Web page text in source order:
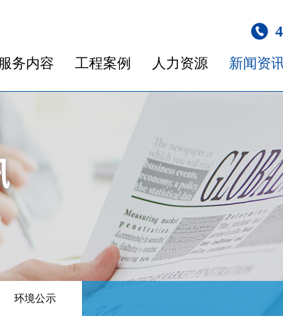
服务内容 工程案例 人力资源 新闻资
环境公示